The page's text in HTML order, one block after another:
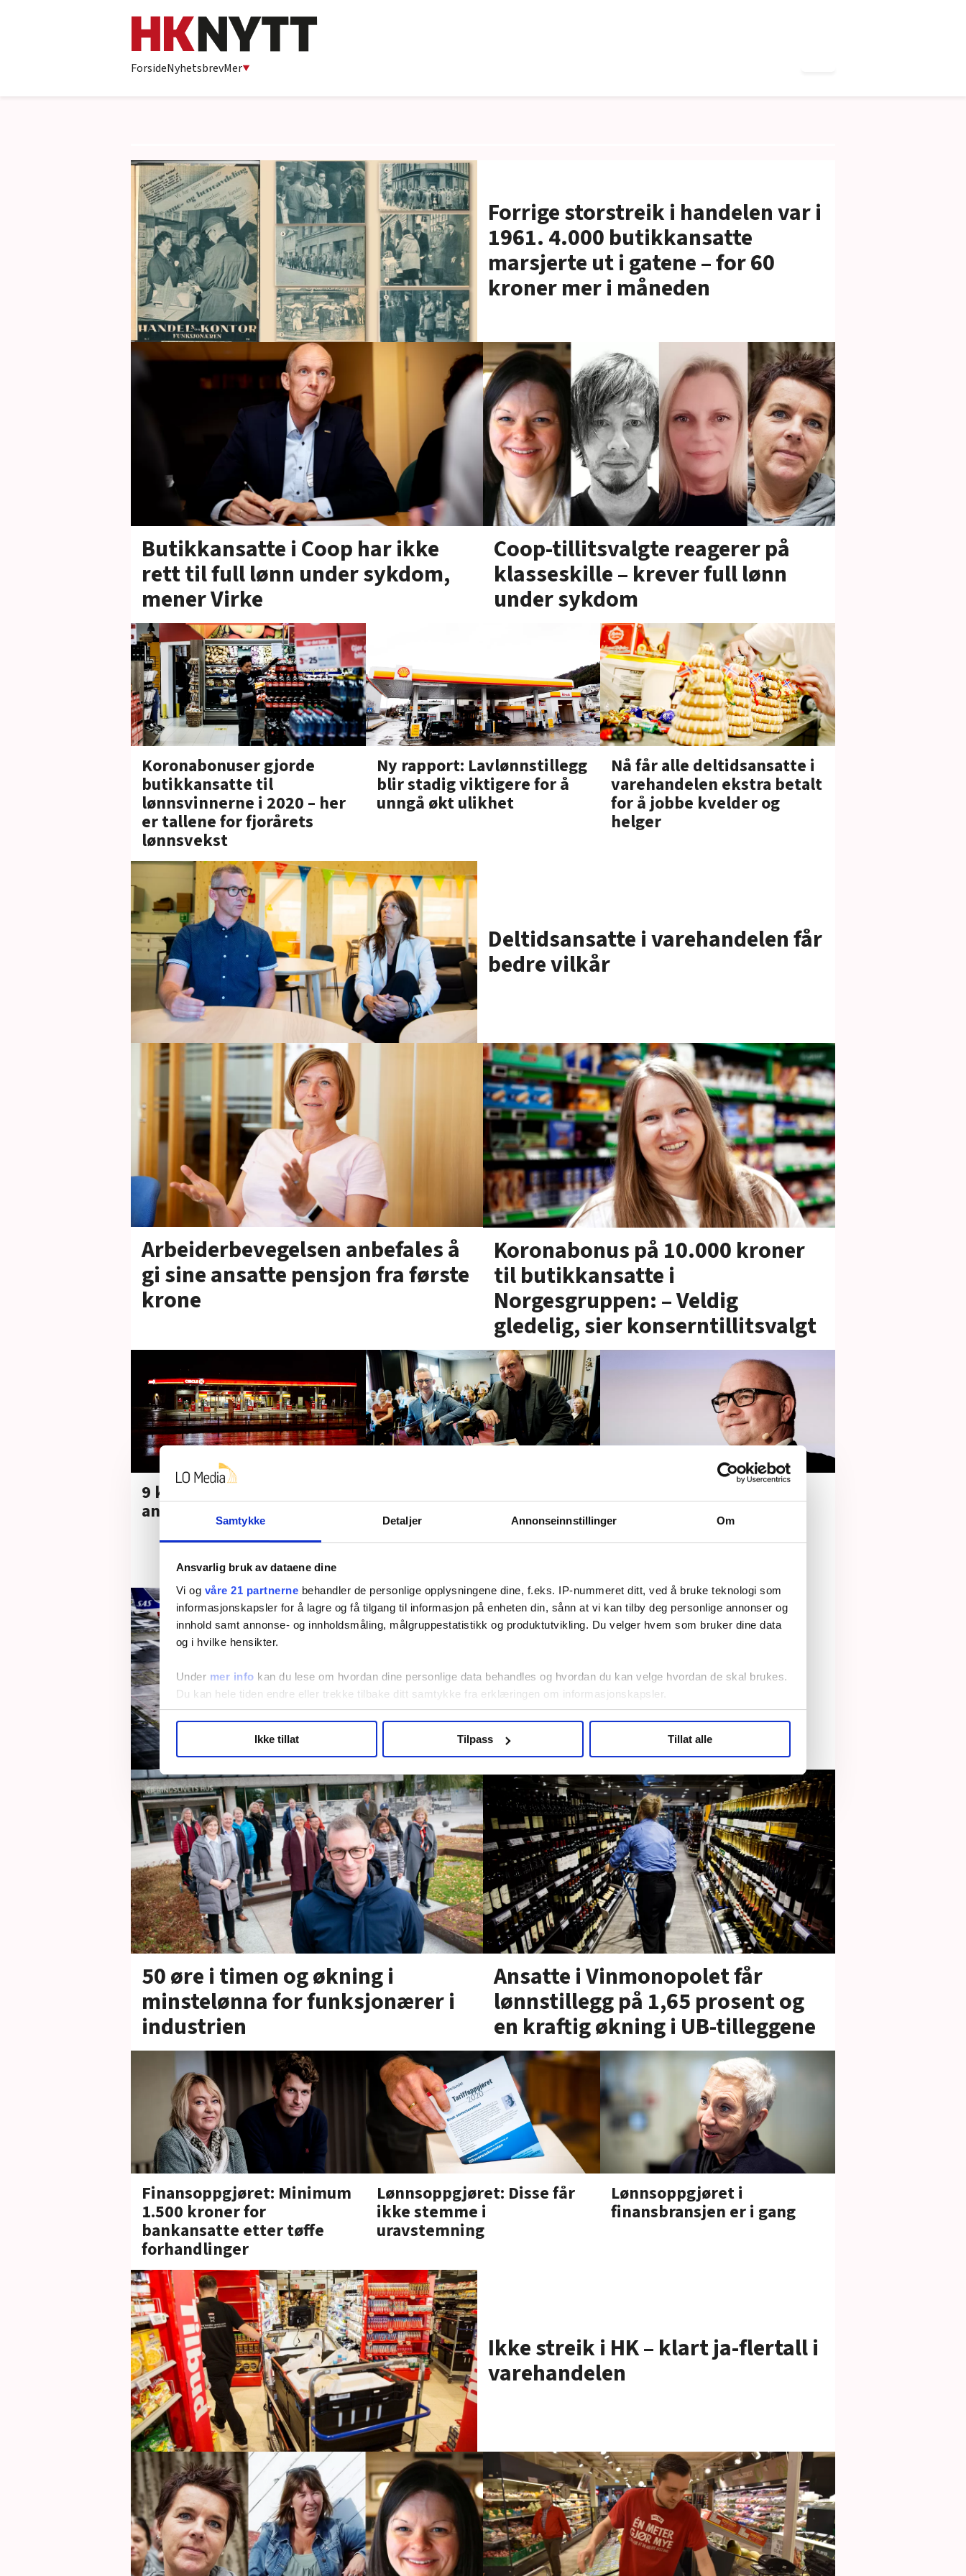
Samtykke Detaljer Annonseinnstillinger Om
Ansvarlig bruk av dataene dine
Vi og våre 21 partnerne behandler de personlige opplysningene dine, f.eks. IP-nummeret ditt, ved å bruke teknologi som
informasjonskapsler for å lagre og få tilgang til informasjon på enheten din, sånn at vi kan tilby deg personlige annonser og
innhold samt annonse- og innholdsmåling, målgruppestatistikk og produktutvikling. Du velger hvem som bruker dine data
og i hvilke hensikter.
Under mer info kan du lese om hvordan dine personlige data behandles og hvordan du kan velge hvordan de skal brukes.
Du kan hele tiden endre eller trekke tilbake ditt samtykke fra erklæringen om informasjonskapsler.
hvordan våre nettsider blir brukt slik at vi tilby relevant innhold, tilpassede annonser og utarbeide statistikk.
annonsering. Disse er angitt i oversikten lengre ned på denne siden.
Ikke tillat Tilpass Tillat alle
ForsideNyhetsbrevMer
Forrige storstreik i handelen var i
1961. 4.000 butikkansatte
marsjerte ut i gatene – for 60
kroner mer i måneden
Butikkansatte i Coop har ikke
rett til full lønn under sykdom,
mener Virke
Coop-tillitsvalgte reagerer på
klasseskille – krever full lønn
under sykdom
Koronabonuser gjorde
butikkansatte til
lønnsvinnerne i 2020 – her
er tallene for fjorårets
lønnsvekst
Ny rapport: Lavlønnstillegg
blir stadig viktigere for å
unngå økt ulikhet
Nå får alle deltidsansatte i
varehandelen ekstra betalt
for å jobbe kvelder og
helger
Deltidsansatte i varehandelen får
bedre vilkår
Arbeiderbevegelsen anbefales å
gi sine ansatte pensjon fra første
krone
Koronabonus på 10.000 kroner
til butikkansatte i
Norgesgruppen: – Veldig
gledelig, sier konserntillitsvalgt
9 kroner mer i timen til
ansatte på bensinstasjoner resultatene så langt «justeringstillegg» og
klimaprosjekt for
medieansatte HK-
Lønna går opp for ansatte i
luftfarten
50 øre i timen og økning i
minstelønna for funksjonærer i
industrien
Ansatte i Vinmonopolet får
lønnstillegg på 1,65 prosent og
en kraftig økning i UB-tilleggene
Finansoppgjøret: Minimum
1.500 kroner for
bankansatte etter tøffe
forhandlinger
Lønnsoppgjøret: Disse får
ikke stemme i
uravstemning
Lønnsoppgjøret i
finansbransjen er i gang
Ikke streik i HK – klart ja-flertall i
varehandelen